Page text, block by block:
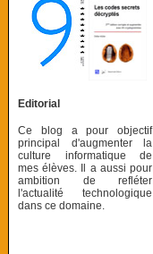
Editorial
Ce blog a pour objectif
principal d'augmenter la
culture informatique de
mes élèves. Il a aussi pour
ambition de refléter
l'actualité technologique
dans ce domaine.